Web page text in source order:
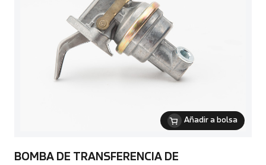
Añadir a bolsa
BOMBA DE TRANSFERENCIA DE